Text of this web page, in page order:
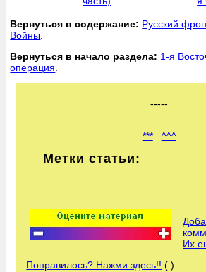
Вернуться в содержание: Русский
Войны
Вернуться в начало раздела: 1-я
операция
-----
*** ^^^
Метки статьи:
Их
Понравилось? Нажми здесь!! ( )